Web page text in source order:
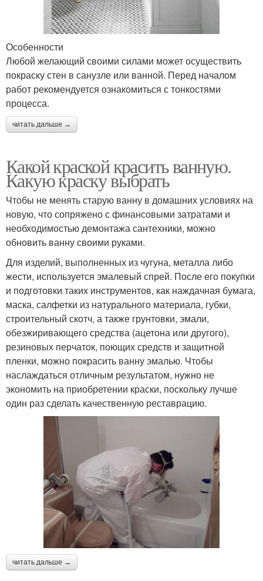
Особенности
Любой желающий своими силами может осуществить
покраску стен в санузле или ванной. Перед началом
работ рекомендуется ознакомиться с тонкостями
процесса.
читать дальше →
Какой краской красить ванную.
Какую краску выбрать
Чтобы не менять старую ванну в домашних условиях на
новую, что сопряжено с финансовыми затратами и
необходимостью демонтажа сантехники, можно
обновить ванну своими руками.
Для изделий, выполненных из чугуна, металла либо
жести, используется эмалевый спрей. После его покупки
и подготовки таких инструментов, как наждачная бумага,
маска, салфетки из натурального материала, губки,
строительный скотч, а также грунтовки, эмали,
обезжиривающего средства (ацетона или другого),
резиновых перчаток, поющих средств и защитной
пленки, можно покрасить ванну эмалью. Чтобы
наслаждаться отличным результатом, нужно не
экономить на приобретении краски, поскольку лучше
один раз сделать качественную реставрацию.
читать дальше →